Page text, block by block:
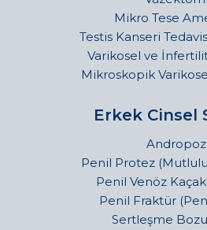
Mikro Tese
Testis Kanseri
Varikosel ve
Mikroskopik
Erkek Cinsel
Andropoz
Penil Protez
Penil Venöz
Penil Fraktür
Sertleşme